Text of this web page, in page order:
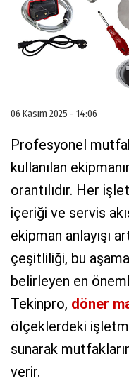
06 Kasım 2025 - 14:06
Profesyonel
kullanılan
orantılıdır. Her
içeriği ve servis
ekipman anlayışı
çeşitliliği, bu
belirleyen en
Tekinpro, döner
ölçeklerdeki
sunarak
verir.